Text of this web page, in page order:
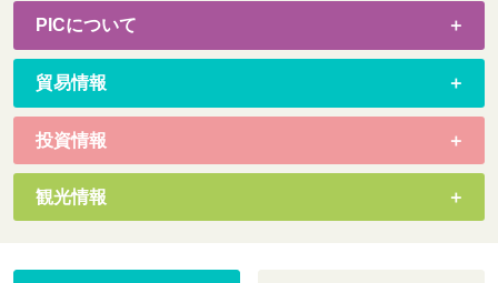
PICについて
貿易情報
投資情報
観光情報